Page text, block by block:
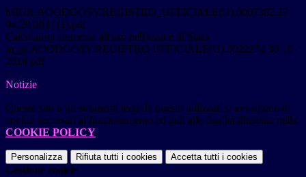
MIUR.AOODGOSV.REGISTRO_UFFICIALE(U).0007382.27-
04-2018[1] (1).pdf
Calcolatrici ammesse all'uso nell'esame di Stato
m_pi.AOODGOSV.REGISTRO UFFICIALE(U).0022274.30-10-
2019.pdf
Notizie
Questo sito o gli strumenti terzi da questo utilizzati si avvalgono di
cookie necessari al funzionamento ed utili alle finalità illustrate nella
COOKIE POLICY.
Personalizza Rifiuta tutti i cookies Accetta tutti i cookies
Gestione cookie